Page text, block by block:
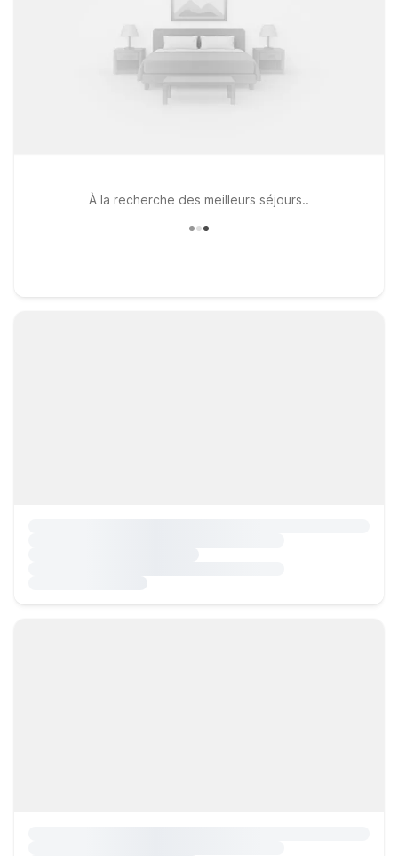
À la recherche des meilleurs séjours..